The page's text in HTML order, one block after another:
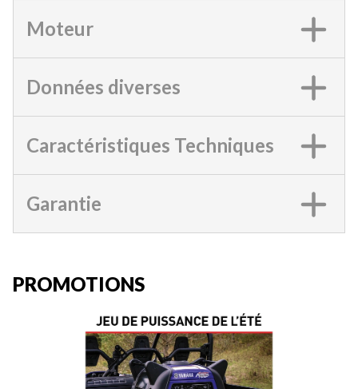
Moteur
Données diverses
Caractéristiques Techniques
Garantie
PROMOTIONS